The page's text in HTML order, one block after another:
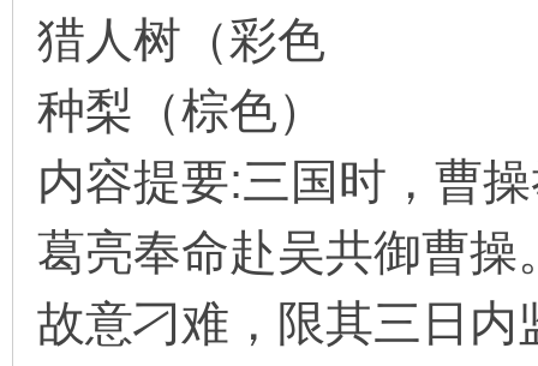
猎人树（彩色
种梨（棕色）
内容提要:三国时，曹
葛亮奉命赴吴共御曹
故意刁难，限其三日